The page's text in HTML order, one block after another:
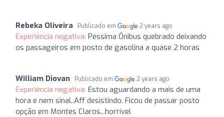
Rebeka Oliveira Publicado em 2 years ago
Experiência negativa: Péssima Ônibus quebrado deixando
os passageiros em posto de gasolina a quase 2 horas
William Diovan Publicado em 2 years ago
Experiência negativa: Estou aguardando a mais de uma
hora e nem sinal..Aff desistindo. Ficou de passar posto
opção em Montes Claros...horrível